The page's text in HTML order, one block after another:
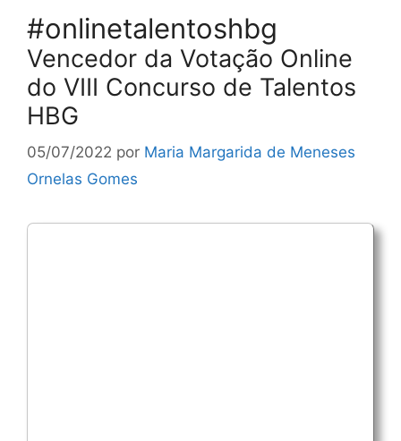
#onlinetalentoshbg
Vencedor da Votação Online
do VIII Concurso de Talentos
HBG
05/07/2022 por Maria Margarida de Meneses
Ornelas Gomes